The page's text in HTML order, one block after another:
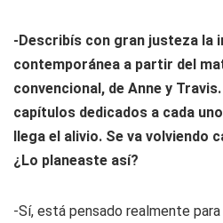
-Describís con gran justeza la
contemporánea a partir del
convencional, de Anne y
capítulos dedicados a cada
llega el alivio. Se va volviendo
¿Lo planeaste así?
-Sí, está pensado realmente